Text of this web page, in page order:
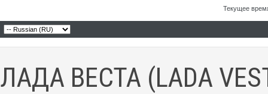
Текущее
ЛАДА ВЕСТА (LADA